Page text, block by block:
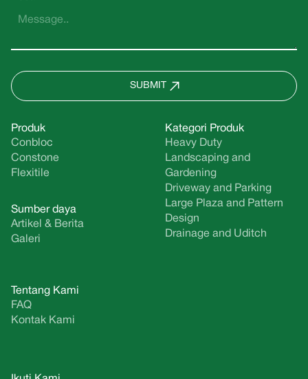
SUBMIT
Produk
Conbloc
Constone
Flexitile
Tentang Kami
FAQ
Kontak Kami
Kategori Produk
Heavy Duty
Landscaping and
Gardening
Driveway and Parking
Large Plaza and Pattern
Design
Drainage and Uditch
Sumber daya
Artikel & Berita
Galeri